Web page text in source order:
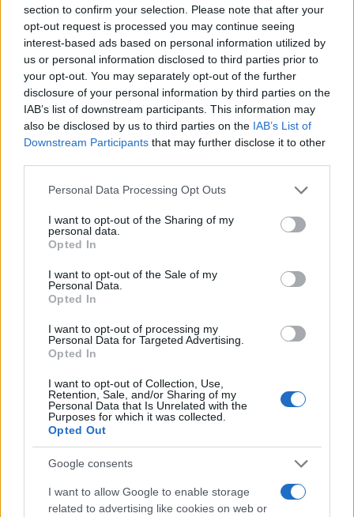
section to confirm your selection. Please note that after your
opt-out request is processed you may continue seeing
interest-based ads based on personal information utilized by
us or personal information disclosed to third parties prior to
your opt-out. You may separately opt-out of the further
disclosure of your personal information by third parties on the
IAB’s list of downstream participants. This information may
also be disclosed by us to third parties on the IAB’s List of
Downstream Participants that may further disclose it to other
Please note that this website/app uses one or more Google
not limited to your visit or usage behaviour. You may click to
grant or deny consent to Google and its third-party tags to
use your data for below specified purposes in below Google
consent section.
Personal Data Processing Opt Outs
I want to opt-out of the Sharing of my
personal data.
Opted In
I want to opt-out of the Sale of my
Personal Data.
Opted In
I want to opt-out of processing my
Personal Data for Targeted Advertising.
Opted In
I want to opt-out of Collection, Use,
Retention, Sale, and/or Sharing of my
Personal Data that Is Unrelated with the
Purposes for which it was collected.
Opted Out
Google consents
I want to allow Google to enable storage
related to advertising like cookies on web or
Continua a leggere
FAI DA TE E CREATIVITÀ
Cameretta estiva fai-da-te: idee fresche per tende,
colori e angolo studio
Roberto Capelli · 9 Ago 2026
EDUCAZIONE E CRESCITA